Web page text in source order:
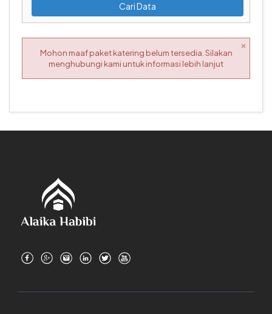
Cari Data
Mohon maaf paket katering belum tersedia. Silakan
menghubungi kami untuk informasi lebih lanjut
×